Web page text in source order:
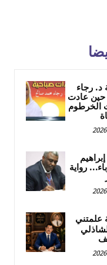
د. رجاء
عادت
الخرطوم
رواية
علمتني